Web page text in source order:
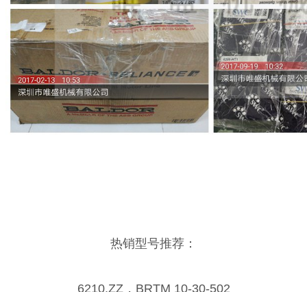
热销型号推荐：
6210.ZZ，BRTM 10-30-502